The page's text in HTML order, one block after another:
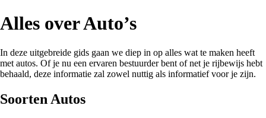
Alles over Auto’s
In deze uitgebreide gids gaan we diep in op alles wat te maken heeft
met autos. Of je nu een ervaren bestuurder bent of net je rijbewijs hebt
behaald, deze informatie zal zowel nuttig als informatief voor je zijn.
Soorten Autos